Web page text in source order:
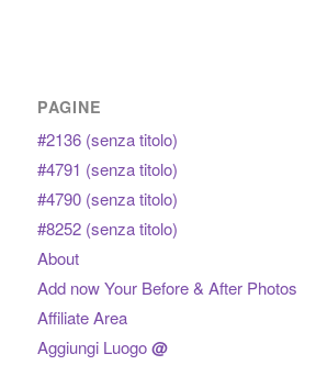
PAGINE
#2136 (senza titolo)
#4791 (senza titolo)
#4790 (senza titolo)
#8252 (senza titolo)
About
Add now Your Before & After Photos
Affiliate Area
Aggiungi Luogo@